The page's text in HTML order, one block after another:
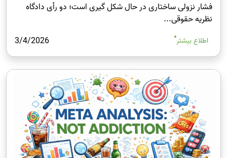
فشار نزولی ساختاری در حال شکل‌ گیری است؛ دو رأی دادگاه
نظریه حقوقی...
اطلاع بیشتر 3/4/2026